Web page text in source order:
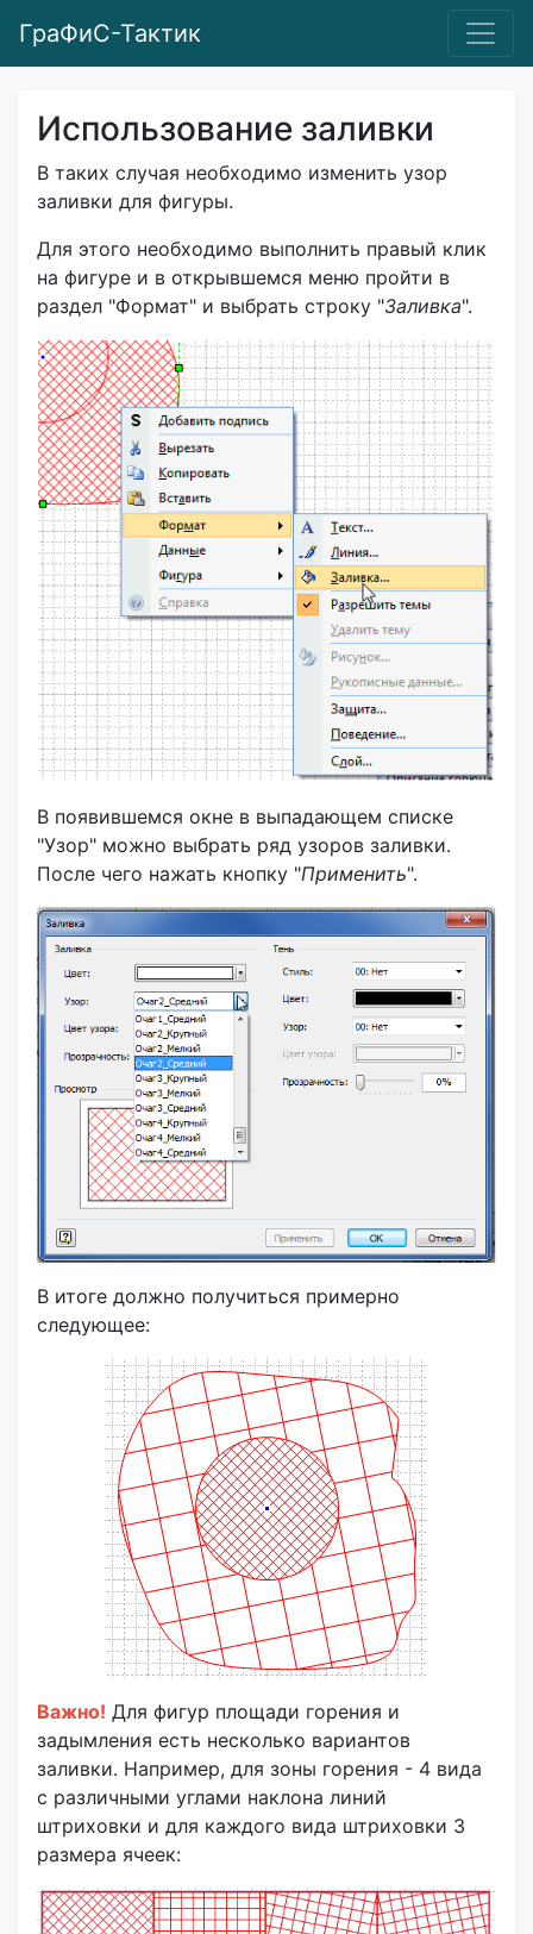
ГраФиС-Тактик
Использование заливки
В таких случая необходимо изменить узор
заливки для фигуры.
Для этого необходимо выполнить правый клик
на фигуре и в открывшемся меню пройти в
раздел "Формат" и выбрать строку "Заливка".
В появившемся окне в выпадающем списке
"Узор" можно выбрать ряд узоров заливки.
После чего нажать кнопку "Применить".
В итоге должно получиться примерно
следующее:
Важно! Для фигур площади горения и
задымления есть несколько вариантов
заливки. Например, для зоны горения - 4 вида
с различными углами наклона линий
штриховки и для каждого вида штриховки 3
размера ячеек: